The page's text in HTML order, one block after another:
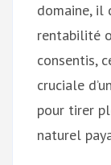
domaine, il
rentabilité
consentis,
cruciale
pour tirer
naturel